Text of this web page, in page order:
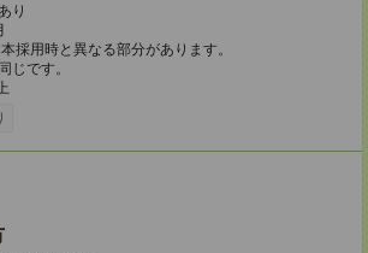
り
採用時と異なる部分があります。
じです。